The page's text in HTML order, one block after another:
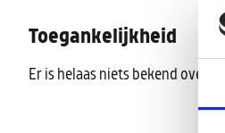
Toegankelijkheid
Er is helaas niets bekend over